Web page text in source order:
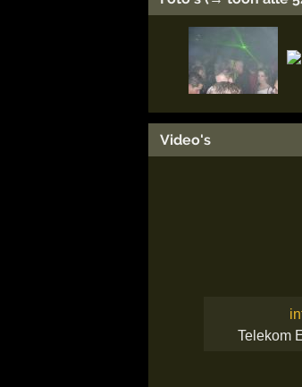
Video's
Telekom